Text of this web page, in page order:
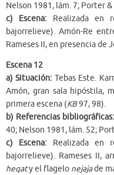
Nelson 1981, lám. 7; Porter
c) Escena: Realizada en
bajorrelieve). Amón-Re
Rameses II, en presencia de
Escena 12
a) Situación: Tebas Este.
Amón, gran sala hipóstila,
primera escena (KB97, 98).
b) Referencias bibliográficas:
40; Nelson 1981, lám. 52;
c) Escena: Realizada en
bajorrelieve). Rameses II,
heqaty el flagelo nejajade